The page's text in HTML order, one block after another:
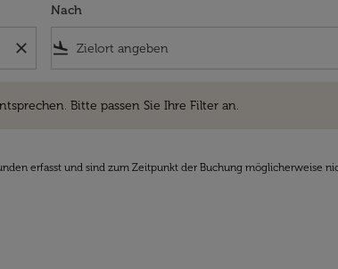
close
Nach
flight_land
Bitte passen Sie Ihre Filter an.
erfasst und sind zum Zeitpunkt der Buchung möglicherweise